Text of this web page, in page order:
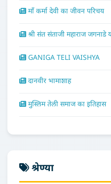
माँ कर्मा देवी का जीवन परिचय
श्री संत संताजी महाराज
GANIGA TELI VAISHYA
दानवीर भामाशाह
मुस्लिम तेली समाज का इतिहास
श्रेण्या